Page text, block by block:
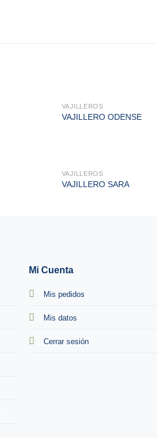
VAJILLEROS
VAJILLERO ODENSE
VAJILLEROS
VAJILLERO SARA
Mi Cuenta
Mis pedidos
Mis datos
Cerrar sesión